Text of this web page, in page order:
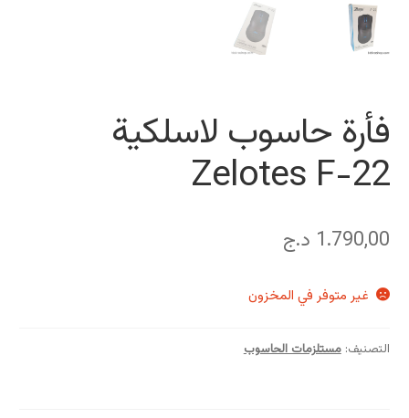
فأرة حاسوب لاسلكية
Zelotes F-22
1.790,00 د.ج
غير متوفر في المخزون
التصنيف:مستلزمات الحاسوب